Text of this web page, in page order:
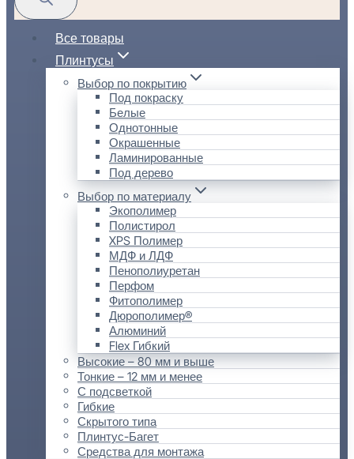
Все товары
Плинтусы
Выбор по покрытию
Под покраску
Белые
Однотонные
Окрашенные
Ламинированные
Под дерево
Выбор по материалу
Экополимер
Полистирол
XPS Полимер
МДФ и ЛДФ
Пенополиуретан
Перфом
Фитополимер
Дюрополимер®
Алюминий
Flex Гибкий
Высокие – 80 мм и выше
Тонкие – 12 мм и менее
С подсветкой
Гибкие
Скрытого типа
Плинтус-Багет
Средства для монтажа